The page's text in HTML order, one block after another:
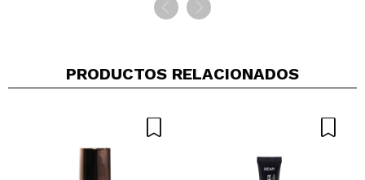
PRODUCTOS RELACIONADOS